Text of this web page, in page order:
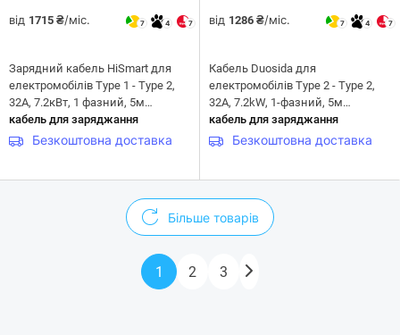
від 1715 ₴/міс. 7 4 7
Зарядний кабель HiSmart для
електромобілів Type 1 - Type 2,
32A, 7.2кВт, 1 фазний, 5м
(EV200009)
кабель для заряджання
Безкоштовна доставка
від 1286 ₴/міс. 7 4 7
Кабель Duosida для
електромобілів Type 2 - Type 2,
32A, 7.2kW, 1-фазний, 5м
(EV200146)
кабель для заряджання
Безкоштовна доставка
Більше товарів
1 2 3